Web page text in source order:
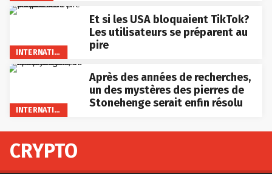
INTERNATIONAL
Et si les USA bloquaient TikTok?
Les utilisateurs se préparent au
pire
INTERNATIONAL
Après des années de recherches,
un des mystères des pierres de
Stonehenge serait enfin résolu
CRYPTO